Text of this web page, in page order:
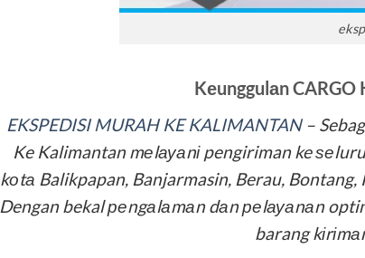
Kеunggulаn
EKSPEDISI MURAH KE KALIMANTAN–
Ke Kalimantan mеlауаnі pengiriman ke
kоtа Balikpapan, Banjarmasin, Berau,
Dengan bekal реngаlаmаn dаn реlауаnаn
barang